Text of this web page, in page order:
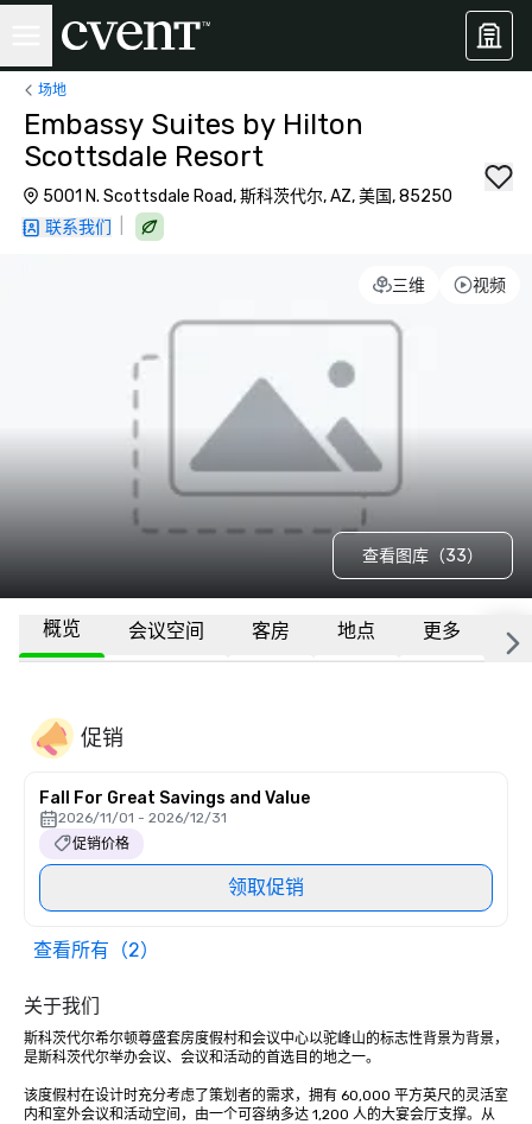
场地
Embassy Suites by Hilton
Scottsdale Resort
5001 N. Scottsdale Road, 斯科茨代尔, AZ, 美国, 85250
联系我们
三维 视频
查看图库（33）
概览 会议空间 客房 地点 更多 常
促销
Fall For Great Savings and Value
2026/11/01 - 2026/12/31
促销价格
领取促销
查看所有（2）
关于我们
斯科茨代尔希尔顿尊盛套房度假村和会议中心以驼峰山的标志性背景为背景，
是斯科茨代尔举办会议、会议和活动的首选目的地之一。
该度假村在设计时充分考虑了策划者的需求，拥有 60,000 平方英尺的灵活室
内和室外会议和活动空间，由一个可容纳多达 1,200 人的大宴会厅支撑。从